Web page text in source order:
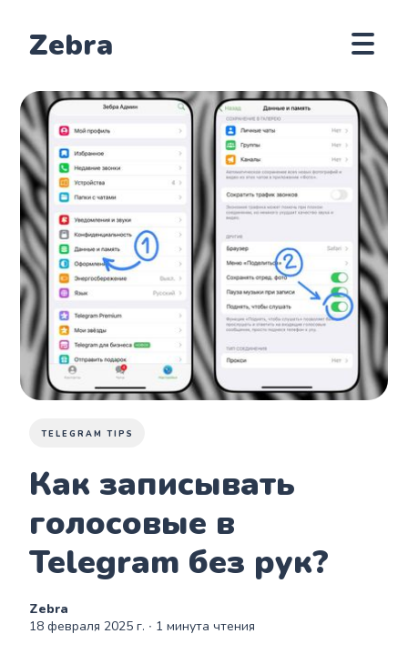
Zebra
TELEGRAM TIPS
Как записывать
голосовые в
Telegram без рук?
Zebra
18 февраля 2025 г. ∙ 1 минута чтения